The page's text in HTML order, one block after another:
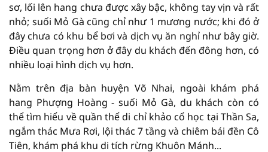
sơ, lối lên hang chưa được xây bậc, không tay vịn và rất
nhỏ; suối Mỏ Gà cũng chỉ như 1 mương nước; khi đó ở
đây chưa có khu bể bơi và dịch vụ ăn nghỉ như bây giờ.
Điều quan trọng hơn ở đây du khách đến đông hơn, có
nhiều loại hình dịch vụ hơn.
Nằm trên địa bàn huyện Võ Nhai, ngoài khám phá
hang Phượng Hoàng - suối Mỏ Gà, du khách còn có
thể tìm hiểu về quần thể di chỉ khảo cổ học tại Thần Sa,
ngắm thác Mưa Rơi, lội thác 7 tầng và chiêm bái đền Cô
Tiên, khám phá khu di tích rừng Khuôn Mánh...